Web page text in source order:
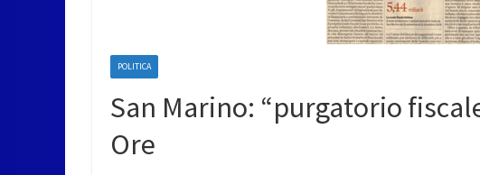
POLITICA
San Marino: “purgatorio
Ore